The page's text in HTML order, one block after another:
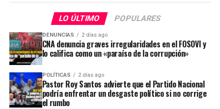
LO ÚLTIMO POPULARES
DENUNCIAS 2 días ago
CNA denuncia graves irregularidades en el FOSOVI y
lo califica como un «paraíso de la corrupción»
POLÍTICAS 2 días ago
Pastor Roy Santos advierte que el Partido Nacional
podría enfrentar un desgaste político si no corrige
el rumbo